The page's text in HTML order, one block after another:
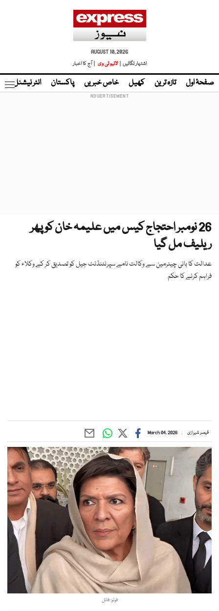
AUGUST 10, 2026
اشتہار لگائیں |
لائیو ٹی وی | آج کا اخبار
صفحۂ اول تازہ ترین کھیل خاص خبریں پاکستان انٹر نیشنل
26 نومبر احتجاج کیس میں علیمہ خان کو پھر
ریلیف مل گیا
عدالت کا بانی چیئرمین سے وکالت نامے سپرنٹنڈنٹ جیل کو تصدیق کر کے وکلاء کو
فراہم کرنے کا حکم
قیصر شیرازی March 04, 2026
فوٹو: فائل